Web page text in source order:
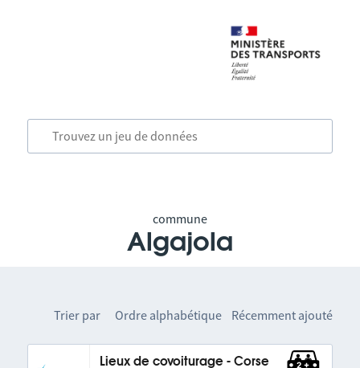
commune
Algajola
Trier par Ordre alphabétique Récemment ajouté
Lieux de covoiturage - Corse